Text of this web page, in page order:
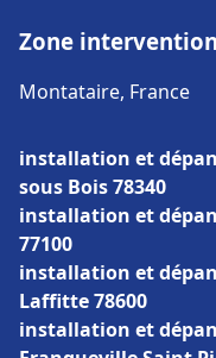
Zone intervention
Montataire, France
installation et
sous Bois 78340
installation et
77100
installation et
Laffitte 78600
installation et